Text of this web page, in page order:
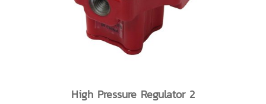
High Pressure Regulator 2